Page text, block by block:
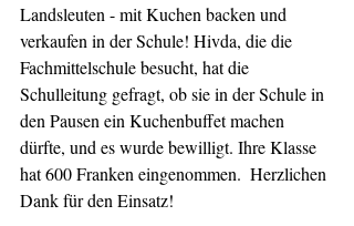
Landsleuten - mit Kuchen backen und
verkaufen in der Schule! Hivda, die die
Fachmittelschule besucht, hat die
Schulleitung gefragt, ob sie in der Schule in
den Pausen ein Kuchenbuffet machen
dürfte, und es wurde bewilligt. Ihre Klasse
hat 600 Franken eingenommen.  Herzlichen
Dank für den Einsatz!